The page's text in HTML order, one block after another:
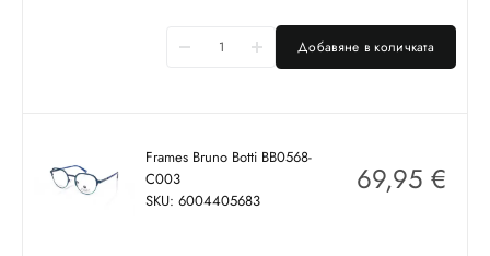
Добавяне в количката
Frames Bruno Botti BB0568-
C003
SKU: 6004405683
69,95 €